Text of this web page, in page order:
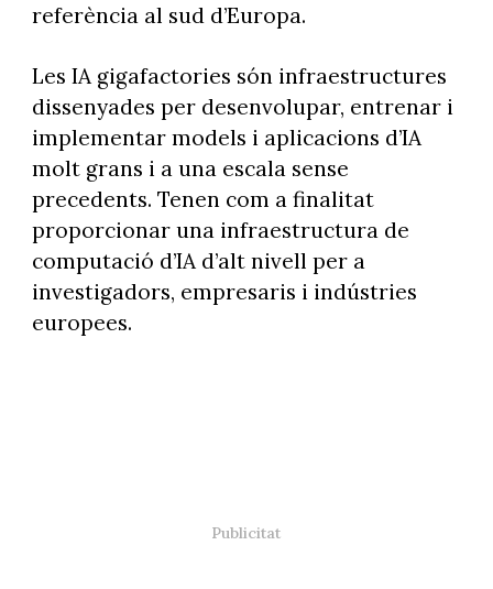
referència al sud d’Europa.
Les IA gigafactories són infraestructures
dissenyades per desenvolupar, entrenar i
implementar models i aplicacions d’IA
molt grans i a una escala sense
precedents. Tenen com a finalitat
proporcionar una infraestructura de
computació d’IA d’alt nivell per a
investigadors, empresaris i indústries
europees.